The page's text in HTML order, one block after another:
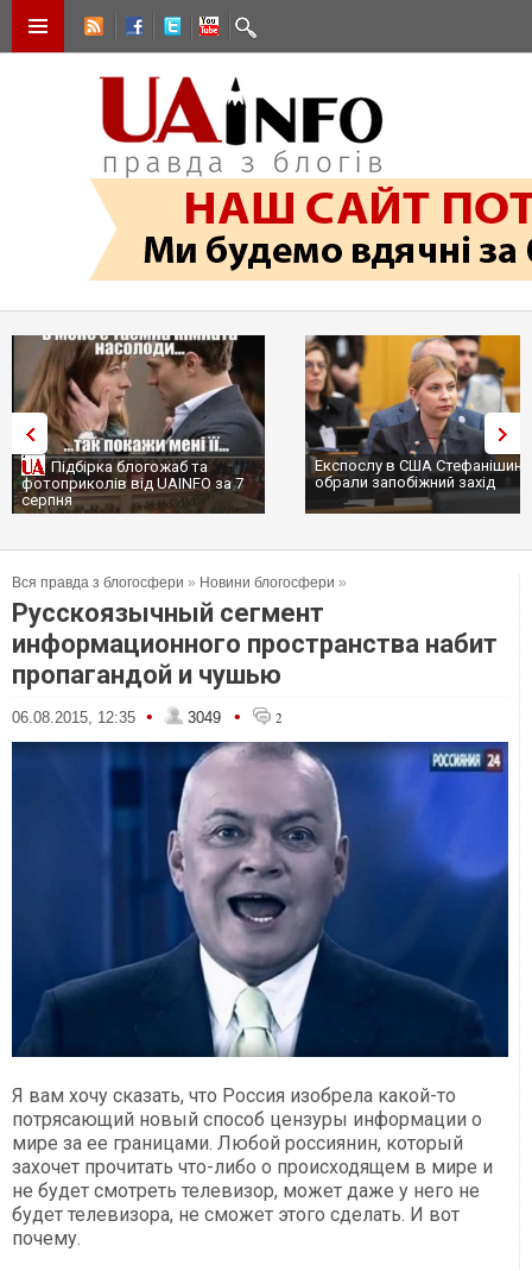
Підбірка блогожаб та
фотоприколів від UAINFO за 7
серпня
Експослу в США
обрали запобіжний захід
Вся правда з блогосфери » Новини блогосфери »
Русскоязычный сегмент
информационного пространства набит
пропагандой и чушью
06.08.2015, 12:35 • 3049 • 2
Я вам хочу сказать, что Россия изобрела какой-то
потрясающий новый способ цензуры информации о
мире за ее границами. Любой россиянин, который
захочет прочитать что-либо о происходящем в мире и
не будет смотреть телевизор, может даже у него не
будет телевизора, не сможет этого сделать. И вот
почему.